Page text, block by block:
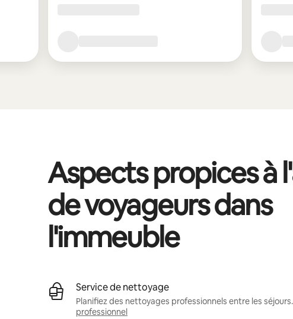
Aspects propices à
de voyageurs dans
l'immeuble
Service de nettoyage
Planifiez des nettoyages professionnels entre les séjours.
professionnel